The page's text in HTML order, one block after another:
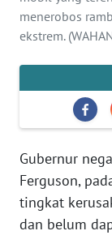
menerobos
ekstrem.
Gubernur
Ferguson,
tingkat
dan belum
EDITORIAL
Informasi
INDEKS
BERITA